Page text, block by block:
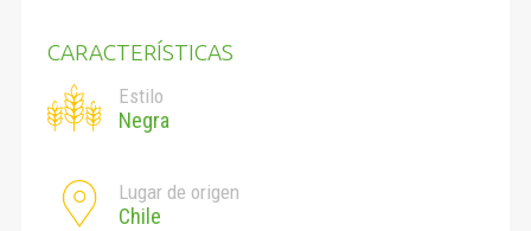
CARACTERÍSTICAS
Estilo
Negra
Lugar de origen
Chile